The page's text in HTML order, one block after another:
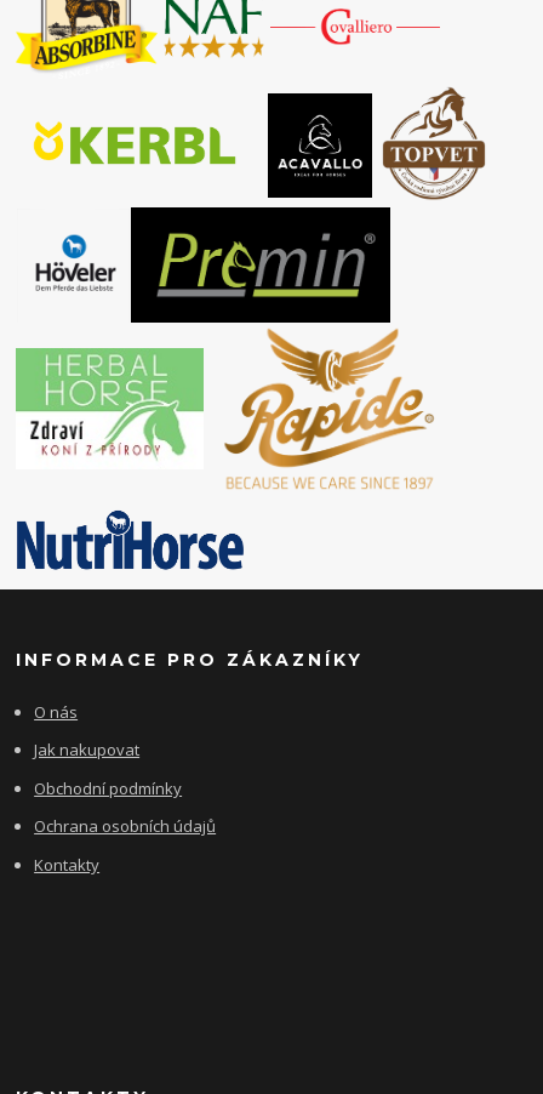
INFORMACE PRO ZÁKAZNÍKY
O nás
Jak nakupovat
Obchodní podmínky
Ochrana osobních údajů
Kontakty